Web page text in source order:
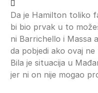
Da je Hamilton toliko
bi bio prvak u to
ni Barrichello i Massa
da pobjedi ako ovaj
Bila je situacija u
jer ni on nije mogao